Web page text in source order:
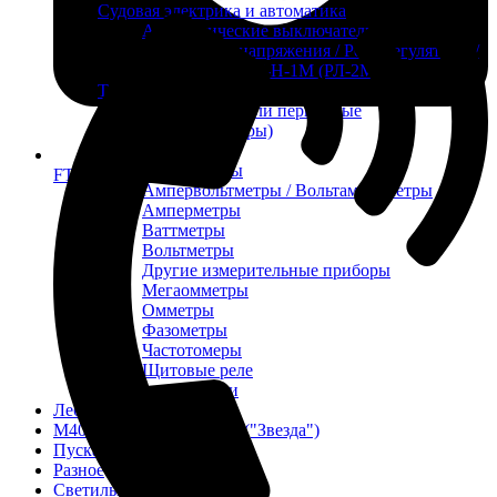
FTS-omsk@mail.ru
Судовая электрика и автоматика
Автоматические выключатели
Корректоры напряжения / Реле-регуляторы /
Реле зарядки РЛ-Н-1М (РЛ-2М)
Тахоментры
Преобразователи первичные
(тахогенераторы)
Щитовые приборы
Ампервольтметры / Вольтамперметры
Амперметры
Ваттметры
Вольтметры
Другие измерительные приборы
Мегаомметры
Омметры
Фазометры
Частотомеры
Щитовые реле
Электродвигатели
Лебедка
М400 (401), М500, М756 ("Звезда")
Пускатели
Разное
Светильники судовые